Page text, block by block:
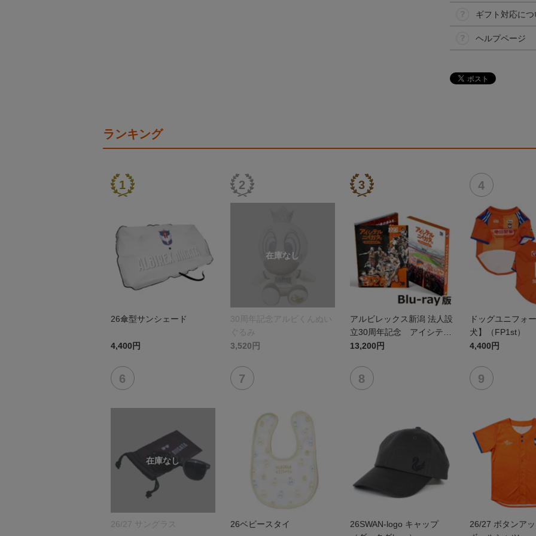
ギフト対応に
ヘルプページ
ランキング
26傘型サンシェード
4,400円
30周年記念アルビくんぬい
ぐるみ
3,520円
アルビレックス新潟 法人設
立30周年記念 アイシテル
ニイガタ ―受け継がれる想
13,200円
ドッグユニフォ
犬】（FP1st）
4,400円
26/27 サングラス 26ベビースタイ
26SWAN-logo キャップ
26/27 ボタンア